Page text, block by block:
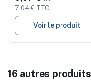
7,04 € TTC
Voir le produit
16 autres